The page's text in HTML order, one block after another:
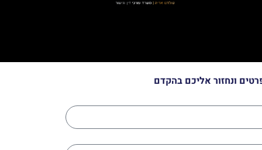
ונחזור אליכם בהקדם